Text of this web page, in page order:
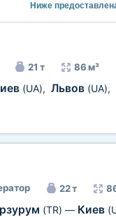
Ниже
21 т 86 м³
(UA), Львов (UA),
22 т
(TR) — Киев